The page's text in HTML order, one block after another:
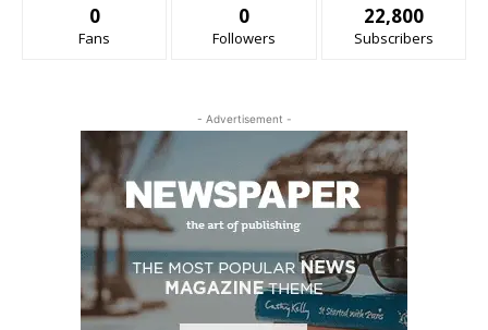
0
Fans
0
Followers
22,800
Subscribers
- Advertisement -